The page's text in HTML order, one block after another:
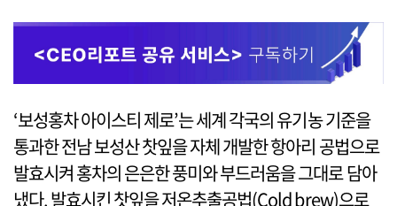
‘보성홍차 아이스티 제로’는 세계 각국의 유기농 기준을
통과한 전남 보성산 찻잎을 자체 개발한 항아리 공법으로
발효시켜 홍차의 은은한 풍미와 부드러움을 그대로 담아
냈다. 발효시킨 찻잎을 저온추출공법(Cold brew)으로